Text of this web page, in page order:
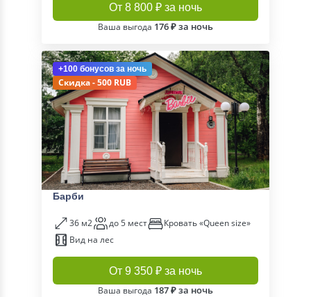
От 8 800 ₽ за ночь
Ваша выгода 176 ₽ за ночь
+100 бонусов за ночь
Скидка - 500 RUB
Барби
36 м2 до 5 мест
Кровать «Queen size»
Вид на лес
От 9 350 ₽ за ночь
Ваша выгода 187 ₽ за ночь